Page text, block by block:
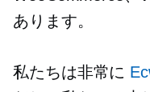
あります。
私たちは非常に